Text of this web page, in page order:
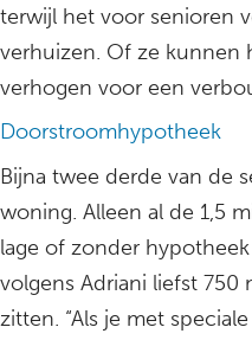
terwijl het voor senioren
verhuizen. Of ze kunnen
verhogen voor een
Doorstroomhypotheek
Bijna twee derde van de
woning. Alleen al de 1,5
lage of zonder
volgens Adriani liefst 750
zitten. “Als je met